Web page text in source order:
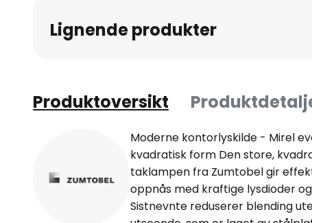
bildegalleri
Lignende produkter
Produktoversikt
Moderne kontorlyskilde - Mirel
kvadratisk form Den store,
taklampen fra Zumtobel gir
oppnås med kraftige lysdioder
Sistnevnte reduserer blending